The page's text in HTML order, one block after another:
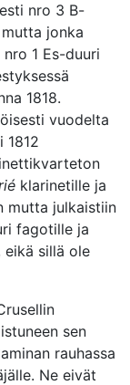
nro 3 B-
jonka
1 Es-duuri
1818.
vuodelta
1812
klarinetille ja
mutta julkaistiin
fagotille ja
eikä sillä ole
sen
rauhassa
Ne eivät